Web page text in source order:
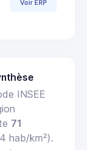
Voir ERP
INSEE
71
hab/km²).